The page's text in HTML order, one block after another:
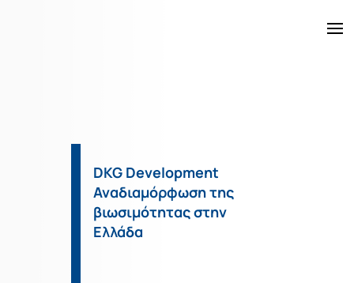
Ακίνητα
Υπηρεσίες
Κατασκευή
DKG Development
Αναδιαμόρφωση της
βιωσιμότητας στην
Ελλάδα